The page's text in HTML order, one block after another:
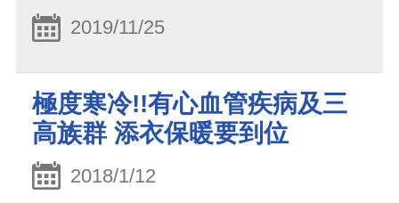
2019/11/25
極度寒冷!!有心血管疾病及三
高族群 添衣保暖要到位
2018/1/12